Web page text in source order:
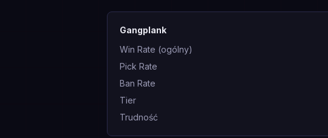
Gangplank
Win Rate (ogólny)
Pick Rate
Ban Rate
Tier
Trudność